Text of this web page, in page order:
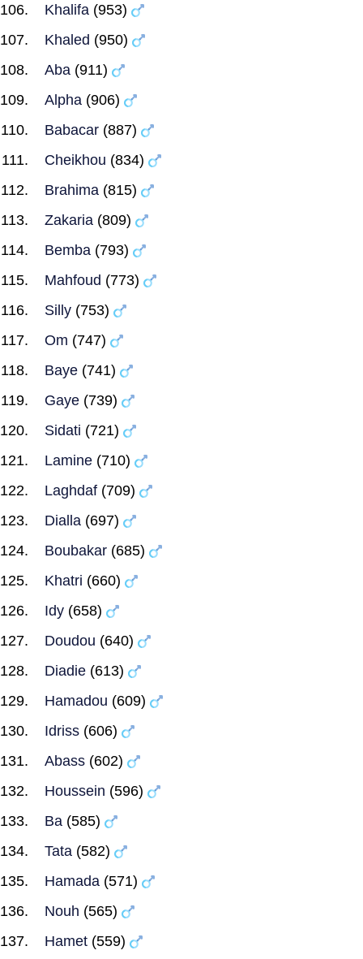
Khalifa (953)
Khaled (950)
Aba (911)
Alpha (906)
Babacar (887)
Cheikhou (834)
Brahima (815)
Zakaria (809)
Bemba (793)
Mahfoud (773)
Silly (753)
Om (747)
Baye (741)
Gaye (739)
Sidati (721)
Lamine (710)
Laghdaf (709)
Dialla (697)
Boubakar (685)
Khatri (660)
Idy (658)
Doudou (640)
Diadie (613)
Hamadou (609)
Idriss (606)
Abass (602)
Houssein (596)
Ba (585)
Tata (582)
Hamada (571)
Nouh (565)
Hamet (559)